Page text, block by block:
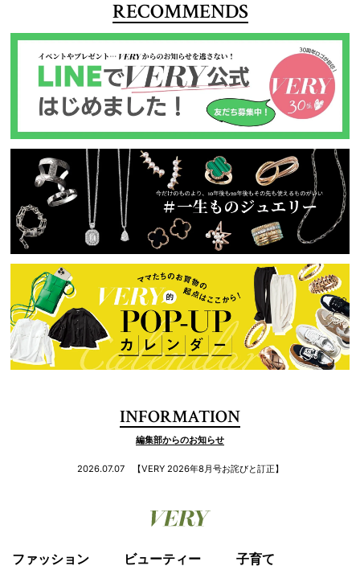
RECOMMENDS
INFORMATION
編集部からのお知らせ
2026.07.07 【VERY 2026年8月号お詫びと訂正】
ファッション ビューティー 子育て